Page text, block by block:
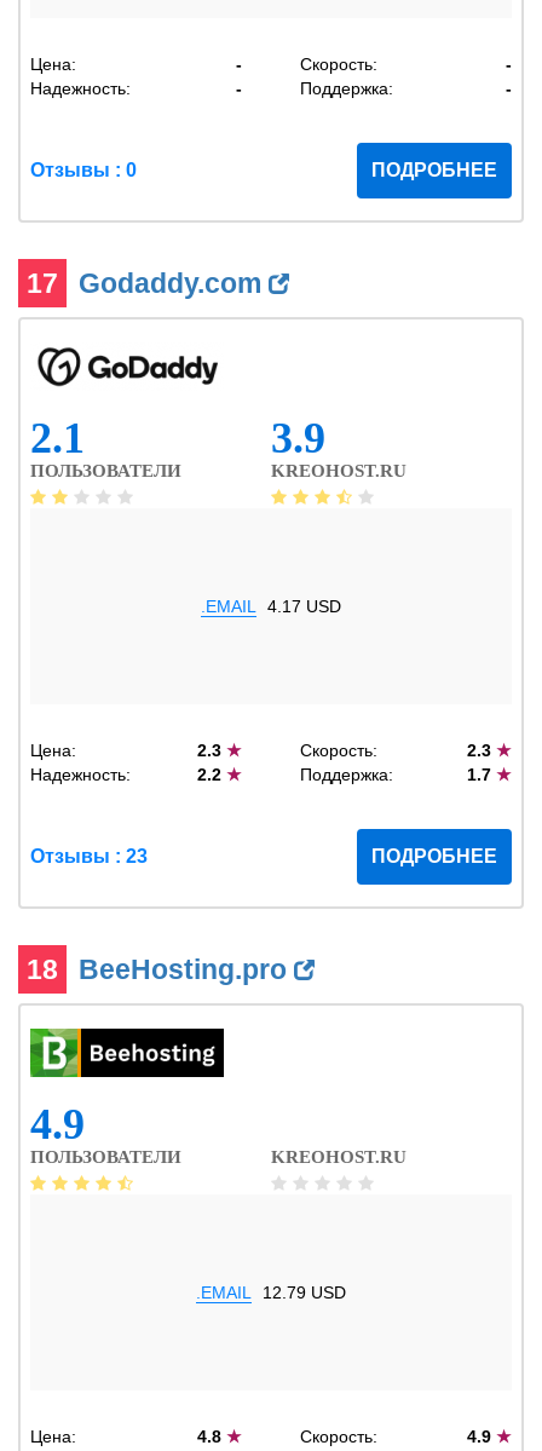
Цена: - Скорость:
-
Надежность:
- Поддержка: -
Отзывы : 0 ПОДРОБНЕЕ
17 Godaddy.com
2.1
ПОЛЬЗОВАТЕЛИ
3.9
KREOHOST.RU
.EMAIL 4.17 USD
Цена: 2.3★ Скорость: 2.3 ★
Надежность:
2.2★ Поддержка: 1.7 ★
Отзывы : 23 ПОДРОБНЕЕ
18 BeeHosting.pro
4.9
ПОЛЬЗОВАТЕЛИ KREOHOST.RU
.EMAIL 12.79 USD
Цена: 4.8★ Скорость: 4.9 ★